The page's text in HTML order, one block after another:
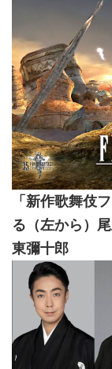
「新作歌舞伎
る（左から）
東彌十郎